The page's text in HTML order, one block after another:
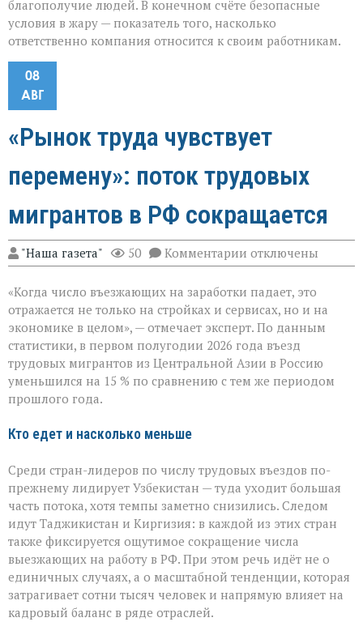
благополучие людей. В конечном счёте безопасные
условия в жару — показатель того, насколько
ответственно компания относится к своим работникам.
08
АВГ
«Рынок труда чувствует
перемену»: поток трудовых
мигрантов в РФ сокращается
"Наша газета" 50 Комментарии к
записи
труда
чувствует
перемену»:
поток
трудовых
мигрантов
в
РФ
отключены
«Когда число въезжающих на заработки падает, это
отражается не только на стройках и сервисах, но и на
экономике в целом», — отмечает эксперт. По данным
статистики, в первом полугодии 2026 года въезд
трудовых мигрантов из Центральной Азии в Россию
уменьшился на 15 % по сравнению с тем же периодом
прошлого года.
Кто едет и насколько меньше
Среди стран-лидеров по числу трудовых въездов по-
прежнему лидирует Узбекистан — туда уходит большая
часть потока, хотя темпы заметно снизились. Следом
идут Таджикистан и Киргизия: в каждой из этих стран
также фиксируется ощутимое сокращение числа
выезжающих на работу в РФ. При этом речь идёт не о
единичных случаях, а о масштабной тенденции, которая
затрагивает сотни тысяч человек и напрямую влияет на
кадровый баланс в ряде отраслей.